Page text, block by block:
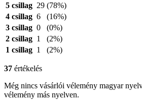
5 csillag 29 (78%)
4 csillag 6
(16%)
3 csillag 0
(0%)
2 csillag 1
(2%)
1 csillag 1 (2%)
37 értékelés
Még nincs vásárlói vélemény magyar
vélemény más nyelven.